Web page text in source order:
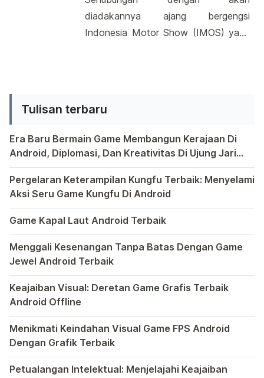
bisa. Dengan banyaknya aplikasi
yang tersedia, pengguna dapat
mengakses konten streaming,
diadakannya ajang bergengsi
Indonesia Motor Show (IMOS) yang
salah satu produsen otomotif yakni
PT. Suzuki Indomobil Sales (SIS)
rencananya akan menghadirkan
motor terbarunya yang diberi nama
Suzuki Address. Menurut Yohan
Yahya yang selaku […]
Tulisan terbaru
Era Baru Bermain Game Membangun Kerajaan Di
Android, Diplomasi, Dan Kreativitas Di Ujung Jari
Bermain game di platform Android telah menjadi bagian
Pergelaran Keterampilan Kungfu Terbaik: Menyelami
Aksi Seru Game Kungfu Di Android
Dunia game selalu menawarkan pengalaman yang
Game Kapal Laut Android Terbaik
Di dunia game Android yang kaya dengan berbagai
Menggali Kesenangan Tanpa Batas Dengan Game
Jewel Android Terbaik
Keajaiban Visual: Deretan Game Grafis Terbaik
Android Offline
Menikmati Keindahan Visual Game FPS Android
Dengan Grafik Terbaik
Semakin berkembangnya teknologi di era digital saat
Petualangan Intelektual: Menjelajahi Keajaiban